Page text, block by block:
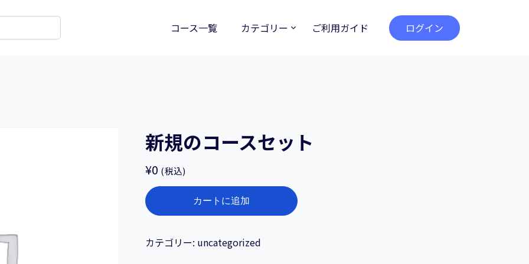
コース一覧 カテゴリー ご利用ガイド ログイン
新規のコースセット
¥0 (税込)
新
規
コ
カートに追加
カテゴリー: uncategorized